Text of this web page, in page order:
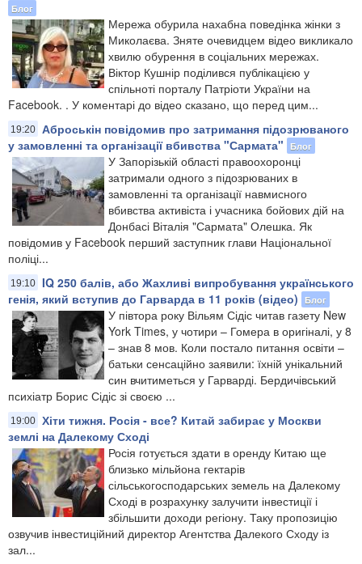
Блог
Мережа обурила нахабна поведінка жінки з
Миколаєва. Зняте очевидцем відео викликало
хвилю обурення в соціальних мережах.
Віктор Кушнір поділився публікацією у
спільноті порталу Патріоти України на
Facebook. . У коментарі до відео сказано, що перед цим...
19:20 Аброськін повідомив про затримання підозрюваного
у замовленні та організації вбивства "Сармата"
Блог
У Запорізькій області правоохоронці
затримали одного з підозрюваних в
замовленні та організації навмисного
вбивства активіста і учасника бойових дій на
Донбасі Віталія "Сармата" Олешка. Як
повідомив у Facebook перший заступник глави Національної
поліці...
19:10 IQ 250 балів, або Жахливі випробування українського
генія, який вступив до Гарварда в 11 років (відео)
Блог
У півтора року Вільям Сідіс читав газету New
York Times, у чотири – Гомера в оригіналі, у 8
– знав 8 мов. Коли постало питання освіти –
батьки сенсаційно заявили: їхній унікальний
син вчитиметься у Гарварді. Бердичівський
психіатр Борис Сідіс зі своєю ...
19:00 Хіти тижня. Росія - все? Китай забирає у Москви
землі на Далекому Сході
Росія готується здати в оренду Китаю ще
близько мільйона гектарів
сільськогосподарських земель на Далекому
Сході в розрахунку залучити інвестиції і
збільшити доходи регіону. Таку пропозицію
озвучив інвестиційний директор Агентства Далекого Сходу із
зал...